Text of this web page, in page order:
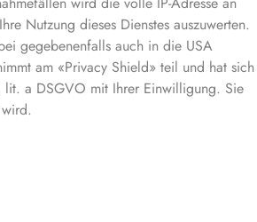
Nutzung dieses Dienstes auszuwerten.
gegebenenfalls auch in die USA
am «Privacy Shield» teil und hat sich
a DSGVO mit Ihrer Einwilligung. Sie